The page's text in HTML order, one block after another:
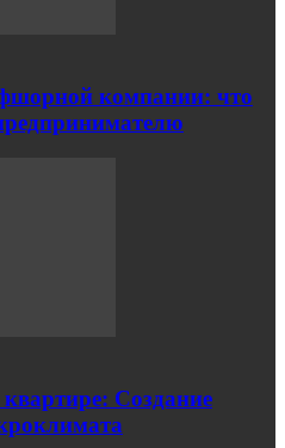
компании: что
Создание